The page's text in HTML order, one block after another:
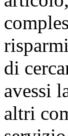
di
avessi
altri